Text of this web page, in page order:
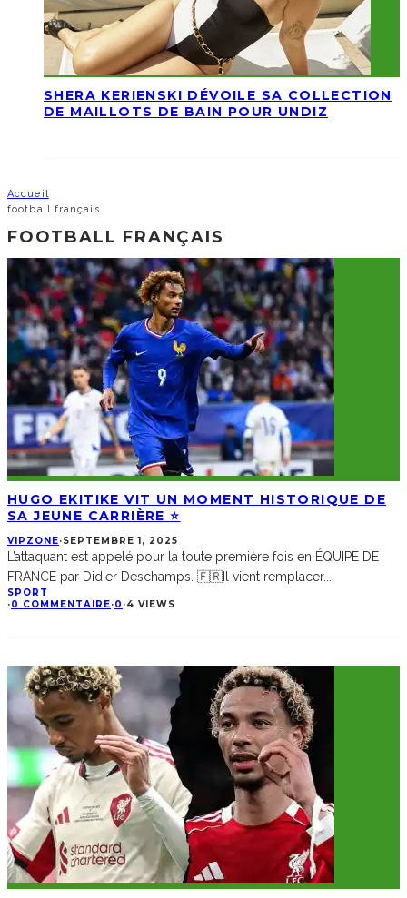
SHERA KERIENSKI DÉVOILE SA COLLECTION
DE MAILLOTS DE BAIN POUR UNDIZ
Accueil
football français
FOOTBALL FRANÇAIS
HUGO EKITIKE VIT UN MOMENT HISTORIQUE DE
SA JEUNE CARRIÈRE ⭐
VIPZONE·SEPTEMBRE 1, 2025
L’attaquant est appelé pour la toute première fois en ÉQUIPE DE
FRANCE par Didier Deschamps. 🇫🇷Il vient remplacer...
SPORT
·0 COMMENTAIRE·0 ·4 VIEWS